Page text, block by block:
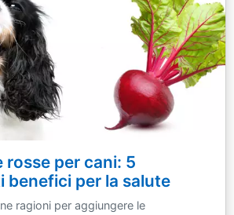
rosse per cani: 5
benefici per la salute
ragioni per aggiungere le